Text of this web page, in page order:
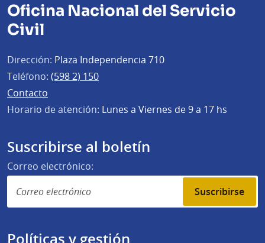
Oficina Nacional del Servicio
Civil
Dirección: Plaza Independencia 710
Teléfono: (598 2) 150
Contacto
Horario de atención: Lunes a Viernes de 9 a 17 hs
Suscribirse al boletín
Correo electrónico:
Suscribirse
Políticas y gestión